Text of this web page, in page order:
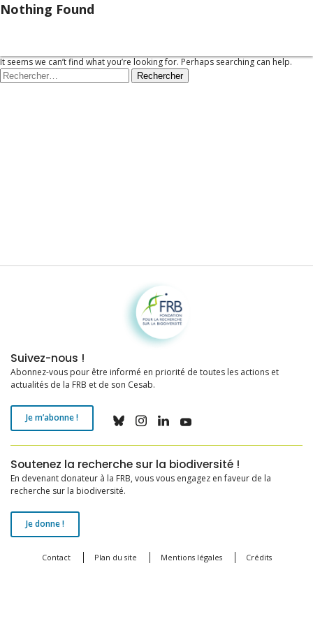
Nothing Found
It seems we can’t find what you’re looking for. Perhaps searching can help.
Rechercher :
Fondation pour la recherche sur la biodiversité
Suivez-nous !
Abonnez-vous pour être informé en priorité de toutes les actions et
actualités de la FRB et de son Cesab.
Je m’abonne !
Soutenez la recherche sur la biodiversité !
En devenant donateur à la FRB, vous vous engagez en faveur de la
recherche sur la biodiversité.
Je donne !
Contact Plan du site Mentions légales Crédits